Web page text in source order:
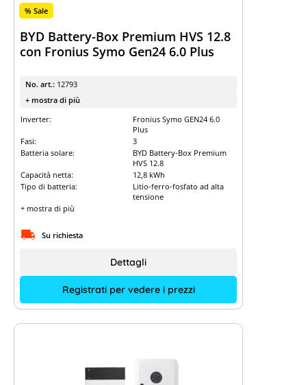
% Sale
BYD Battery-Box Premium HVS 12.8
con Fronius Symo Gen24 6.0 Plus
No. art.: 12793
+ mostra di più
Inverter:
Fronius Symo GEN24 6.0
Plus
Fasi:
3
Batteria solare:
BYD Battery-Box Premium
HVS 12.8
Capacità netta:
12,8 kWh
Tipo di batteria:
Litio-ferro-fosfato ad alta
tensione
+ mostra di più
Su richiesta
Registrati per vedere i prezzi
Dettagli